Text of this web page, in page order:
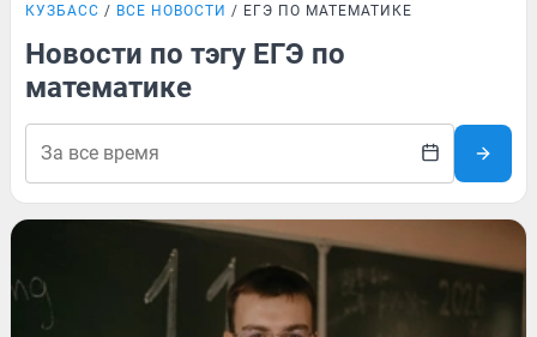
КУЗБАСС ВСЕ НОВОСТИ ЕГЭ ПО МАТЕМАТИКЕ
Новости по тэгу ЕГЭ по
математике